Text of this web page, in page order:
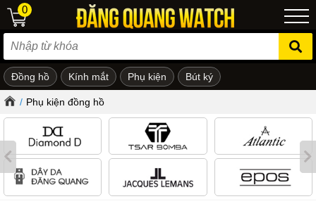
em
0
Đồng hồ Kính mắt Phụ kiện Bút ký
/ Phụ kiện đồng hồ